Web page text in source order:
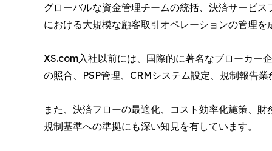
グローバルな資金管理チームの統括、決済サービ
における大規模な顧客取引オペレーションの管理を
XS.com入社以前には、国際的に著名なブローカー
の照合、PSP管理、CRMシステム設定、規制報告業
また、決済フローの最適化、コスト効率化施策、
規制基準への準拠にも深い知見を有しています。